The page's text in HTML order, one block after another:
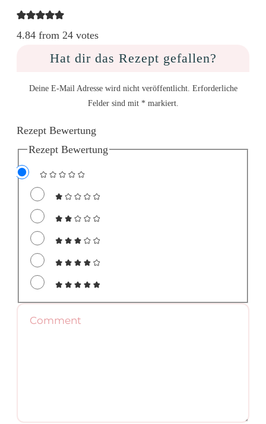
4.84 from 24 votes
Hat dir das Rezept gefallen?
Deine E-Mail Adresse wird nicht veröffentlicht. Erforderliche
Felder sind mit * markiert.
Rezept Bewertung
Rezept Bewertung